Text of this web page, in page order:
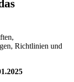
Richtlinien und